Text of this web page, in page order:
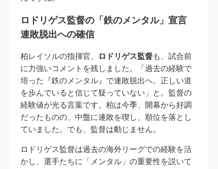
ロドリゲス監督の「鉄のメンタル」宣言
連敗脱出への確信
柏レイソルの指揮官、 ロドリゲス監督も、試合前
に力強いコメントを残しました。「過去の経験で
培った『鉄のメンタル』で連敗脱出へ。正しい道
を歩んでいると信じて疑っていない」と。監督の
経験値が光る言葉です。柏は今季、開幕から好調
だったものの、中盤に連敗を喫し、順位を落とし
ていました。でも、監督は動じません。
ロドリゲス監督は過去の海外リーグでの経験を活
かし、選手たちに「メンタル」の重要性を説いて